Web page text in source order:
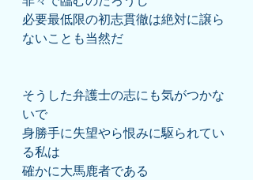
必要最低限の初志貫徹は絶対に譲ら
ないことも当然だ
そうした弁護士の志にも気がつかな
いで
身勝手に失望やら恨みに駆られてい
る私は
確かに大馬鹿者である